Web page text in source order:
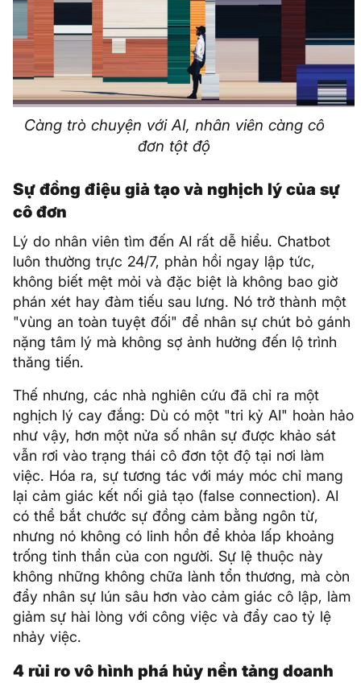
Càng trò chuyện với AI, nhân viên càng cô
đơn tột độ
Sự đồng điệu giả tạo và nghịch lý của sự
cô đơn
Lý do nhân viên tìm đến AI rất dễ hiểu. Chatbot
luôn thường trực 24/7, phản hồi ngay lập tức,
không biết mệt mỏi và đặc biệt là không bao giờ
phán xét hay đàm tiếu sau lưng. Nó trở thành một
"vùng an toàn tuyệt đối" để nhân sự chút bỏ gánh
nặng tâm lý mà không sợ ảnh hưởng đến lộ trình
thăng tiến.
Thế nhưng, các nhà nghiên cứu đã chỉ ra một
nghịch lý cay đắng: Dù có một "tri kỷ AI" hoàn hảo
như vậy, hơn một nửa số nhân sự được khảo sát
vẫn rơi vào trạng thái cô đơn tột độ tại nơi làm
việc. Hóa ra, sự tương tác với máy móc chỉ mang
lại cảm giác kết nối giả tạo (false connection). AI
có thể bắt chước sự đồng cảm bằng ngôn từ,
nhưng nó không có linh hồn để khỏa lấp khoảng
trống tinh thần của con người. Sự lệ thuộc này
không những không chữa lành tổn thương, mà còn
đẩy nhân sự lún sâu hơn vào cảm giác cô lập, làm
giảm sự hài lòng với công việc và đẩy cao tỷ lệ
nhảy việc.
4 rủi ro vô hình phá hủy nền tảng doanh